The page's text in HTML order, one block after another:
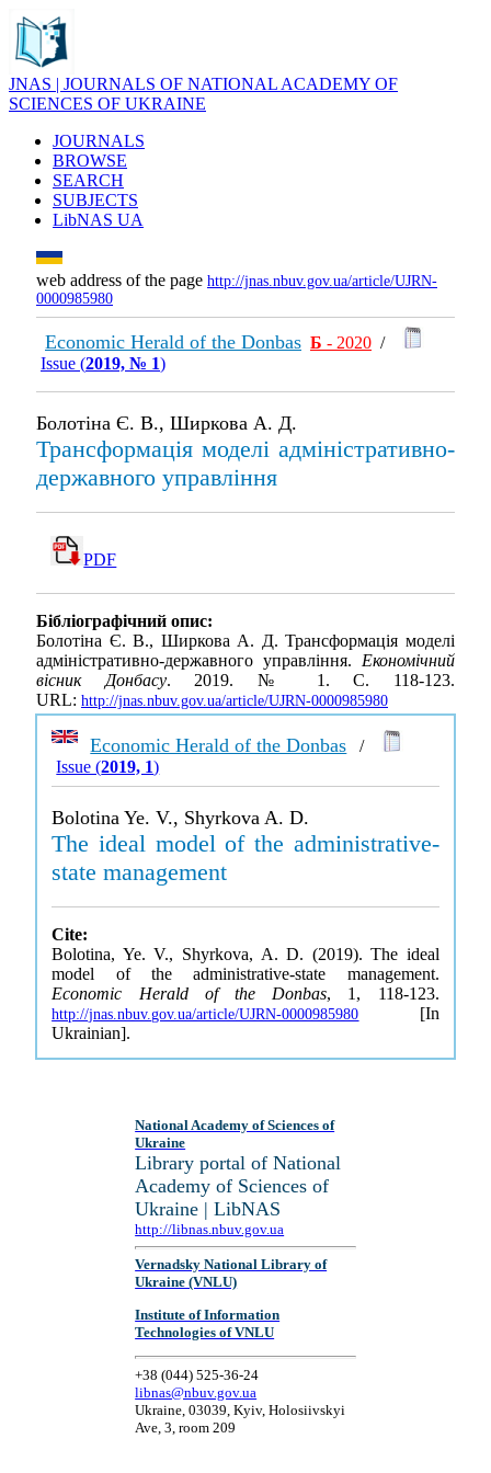
JNAS | JOURNALS OF NATIONAL ACADEMY OF
SCIENCES OF UKRAINE
JOURNALS
BROWSE
SEARCH
SUBJECTS
LibNAS UA
web address of the page http://jnas.nbuv.gov.ua/article/UJRN-
0000985980
Economic Herald of the Donbas Б - 2020 /
Issue (2019, № 1)
Болотіна Є. В., Ширкова А. Д.
Трансформація моделі адміністративно-
державного управління
PDF
Бібліографічний опис:
Болотіна Є. В., Ширкова А. Д. Трансформація моделі
адміністративно-державного управління. Економічний
вісник Донбасу. 2019. № 1. С. 118-123.
URL: http://jnas.nbuv.gov.ua/article/UJRN-0000985980
Economic Herald of the Donbas /
Issue (2019, 1)
Bolotina Ye. V., Shyrkova A. D.
The ideal model of the administrative-
state management
Cite:
Bolotina, Ye. V., Shyrkova, A. D. (2019). The ideal
model of the administrative-state management.
Economic Herald of the Donbas, 1, 118-123.
http://jnas.nbuv.gov.ua/article/UJRN-0000985980 [In
Ukrainian].
National Academy of Sciences of
Ukraine
Library portal of National
Academy of Sciences of
Ukraine | LibNAS
http://libnas.nbuv.gov.ua
Vernadsky National Library of
Ukraine (VNLU)
Institute of Information
Technologies of VNLU
+38 (044) 525-36-24
libnas@nbuv.gov.ua
Ukraine, 03039, Kyiv, Holosiivskyi
Ave, 3, room 209